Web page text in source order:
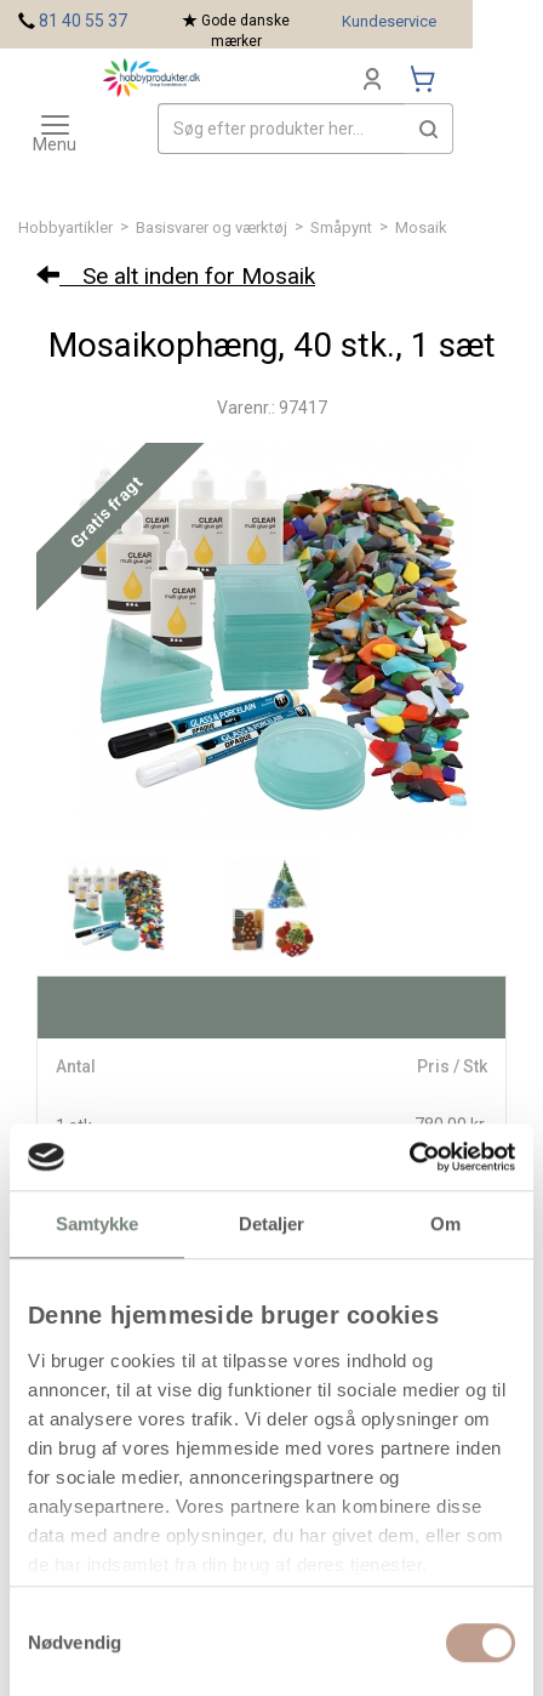
Samtykke Detaljer Om
Denne hjemmeside bruger cookies
Vi bruger cookies til at tilpasse vores indhold og
annoncer, til at vise dig funktioner til sociale medier og til
at analysere vores trafik. Vi deler også oplysninger om
din brug af vores hjemmeside med vores partnere inden
for sociale medier, annonceringspartnere og
analysepartnere. Vores partnere kan kombinere disse
data med andre oplysninger, du har givet dem, eller som
Nødvendig
Hobbyartikler > Basisvarer og værktøj > Småpynt > Mosaik
Se alt inden for Mosaik
Mosaikophæng, 40 stk., 1 sæt
Varenr.: 97417
Gratis fragt
Antal Pris / Stk
1 stk 780,00 kr.
stk
Leveringsomkostninger
Læg i kurven
Din bestilling er først bindende,
når vi har bekræftet din ordre.
På lager
Levering: 1-3 hverdage
81 40 55 37
Gode danske
mærker
Kundeservice
Toggle
navigation
Menu
Mærker